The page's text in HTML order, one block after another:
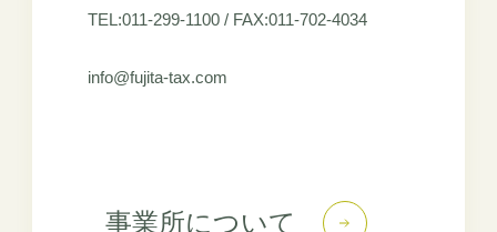
TEL:011-299-1100 / FAX:011-702-4034
info@fujita-tax.com
事業所について